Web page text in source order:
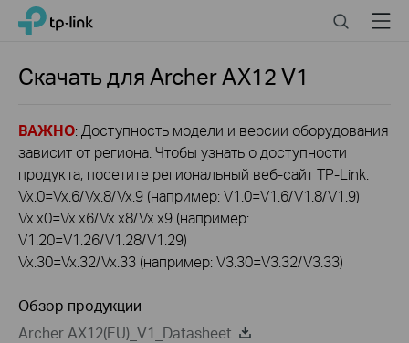
Click
navigation
TP-Link, Reliably Smart SearchMenu
Скачать дляArcher AX12V1
ВАЖНО: Доступность модели и версии оборудования
зависит от региона. Чтобы узнать о доступности
продукта, посетите региональный веб-сайт TP-Link.
Vx.0=Vx.6/Vx.8/Vx.9 (например: V1.0=V1.6/V1.8/V1.9)
Vx.x0=Vx.x6/Vx.x8/Vx.x9 (например:
V1.20=V1.26/V1.28/V1.29)
Vx.30=Vx.32/Vx.33 (например: V3.30=V3.32/V3.33)
Обзор продукции
Archer AX12(EU)_V1_Datasheet